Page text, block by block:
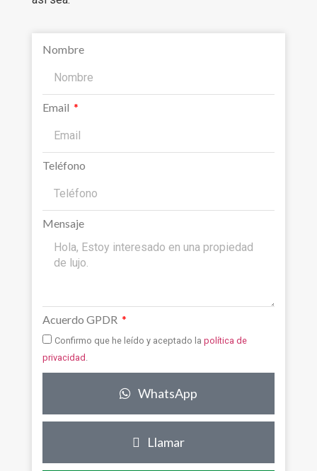
Nombre
Email
Teléfono
Mensaje
Acuerdo GPDR
Confirmo que he leído y aceptado la política de
privacidad .
WhatsApp
Llamar